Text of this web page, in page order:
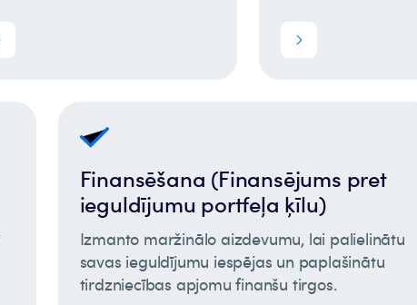
Finansēšana (Finansējums pret
ieguldījumu portfeļa ķīlu)
Izmanto maržinālo aizdevumu, lai palielinātu
savas ieguldījumu iespējas un paplašinātu
tirdzniecības apjomu finanšu tirgos.